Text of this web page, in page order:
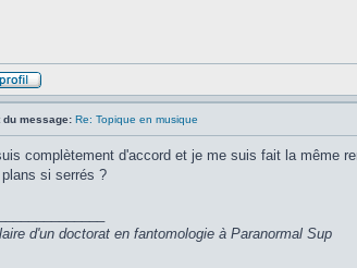
du message: Re: Topique en musique
complètement d'accord et je me suis fait la même
si serrés ?
d'un doctorat en fantomologie à Paranormal Sup